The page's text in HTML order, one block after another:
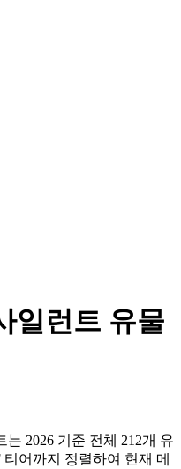
일런트 유물
는 2026 기준 전체 212개 유
어까지 정렬하여 현재 메